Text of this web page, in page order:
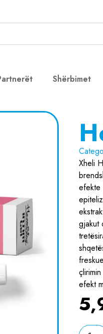
Shërbimet
Xheli
efekte
gjakut
efekt